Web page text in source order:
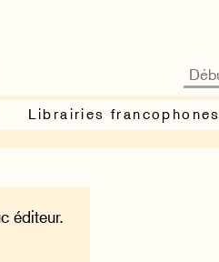
Librairies francophones
éditeur.